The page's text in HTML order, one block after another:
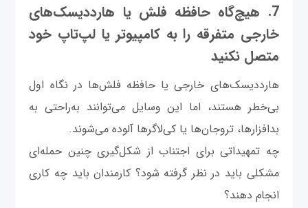
7. هیچ‌گاه حافظه‌ فلش یا هارددیسک‌های
خارجی متفرقه را به کامپیوتر یا لپ‌تاپ خود
متصل نکنید
هارددیسک‌های خارجی یا حافظه‌ فلش‌ها در نگاه اول
بی‌خطر هستند، اما این وسایل می‌توانند به‌راحتی به
بدافزارها، تروجان‌ها یا کی‌لاگرها آلوده می‌شوند.
چه تمهیداتی برای اجتناب از شکل‌گیری چنین حمله‌ای
مشکلی باید در نظر گرفته شود؟ کارمندان باید چه کاری
انجام دهند؟